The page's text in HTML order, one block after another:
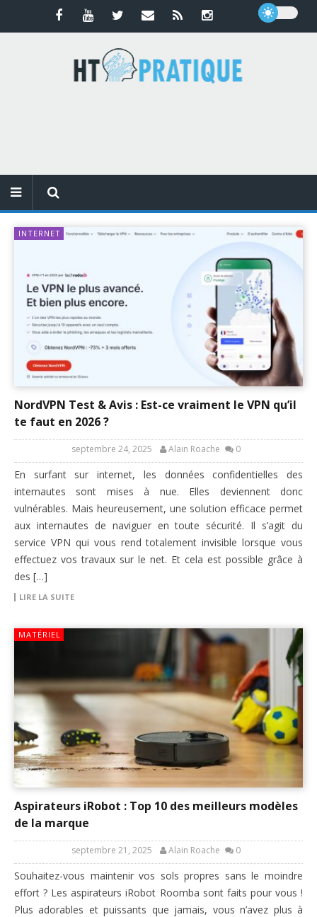
INTERNET
NordVPN Test & Avis : Est-ce vraiment le VPN qu’il
te faut en 2026 ?
septembre 24, 2025 Alain Roache 0
En surfant sur internet, les données confidentielles des
internautes sont mises à nue. Elles deviennent donc
vulnérables. Mais heureusement, une solution efficace permet
aux internautes de naviguer en toute sécurité. Il s’agit du
service VPN qui vous rend totalement invisible lorsque vous
effectuez vos travaux sur le net. Et cela est possible grâce à
des […]
LIRE LA SUITE
MATÉRIEL
Aspirateurs iRobot : Top 10 des meilleurs modèles
de la marque
septembre 21, 2025 Alain Roache 0
Souhaitez-vous maintenir vos sols propres sans le moindre
effort ? Les aspirateurs iRobot Roomba sont faits pour vous !
Plus adorables et puissants que jamais, vous n’avez plus à